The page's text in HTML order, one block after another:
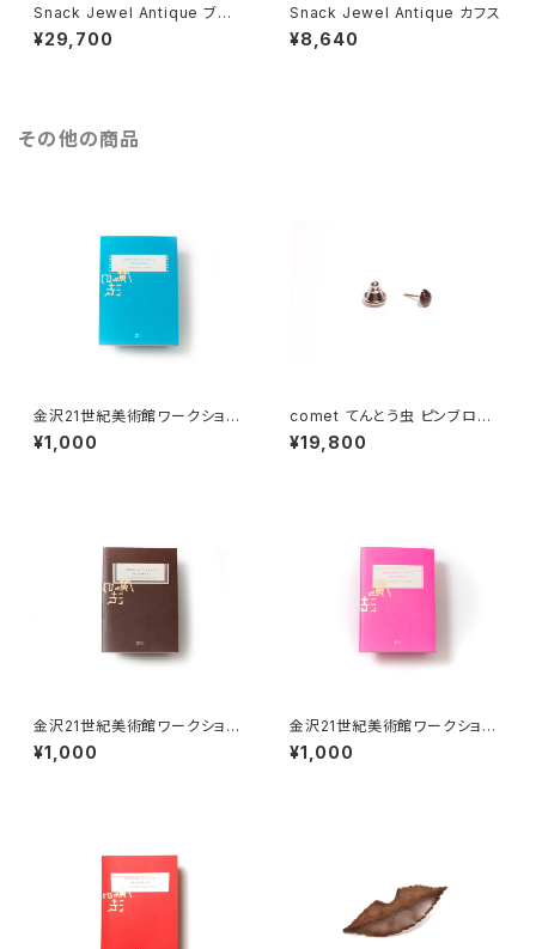
Snack Jewel Antique ブロ
ーチ
¥29,700
Snack Jewel Antique カフス
¥8,640
その他の商品
金沢21世紀美術館ワークショッ
プ・アーカイブブック 2019-20
20
¥1,000
comet てんとう虫 ピンブロー
チ 黒
¥19,800
金沢21世紀美術館ワークショッ
プ・アーカイブブック 2018-201
9
¥1,000
金沢21世紀美術館ワークショッ
プ・アーカイブブック 2016-201
7
¥1,000